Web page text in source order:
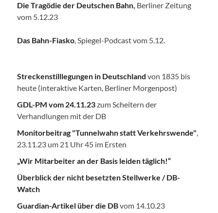
Die Tragödie der Deutschen Bahn, Berliner Zeitung
vom 5.12.23
Das Bahn-Fiasko, Spiegel-Podcast vom 5.12.
Streckenstilllegungen in Deutschland von 1835 bis
heute (interaktive Karten, Berliner Morgenpost)
GDL-PM vom 24.11.23zum Scheitern der
Verhandlungen mit der DB
Monitorbeitrag "Tunnelwahn statt Verkehrswende",
23.11.23 um 21 Uhr 45 im Ersten
„Wir Mitarbeiter an der Basis leiden täglich!“
Überblick der nicht besetzten Stellwerke / DB-
Watch
Guardian-Artikel über die DBvom 14.10.23